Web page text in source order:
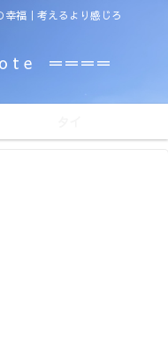
幸福｜考えるより感じろ
t e ＝＝＝＝